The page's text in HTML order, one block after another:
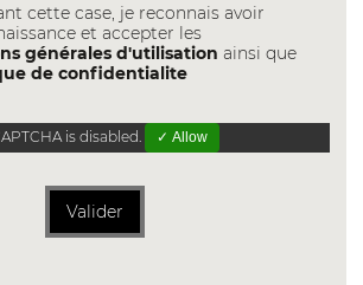
cette case, je reconnais avoir
et accepter les
générales d'utilisation ainsi que
de confidentialite
is disabled. ✓ Allow
Valider